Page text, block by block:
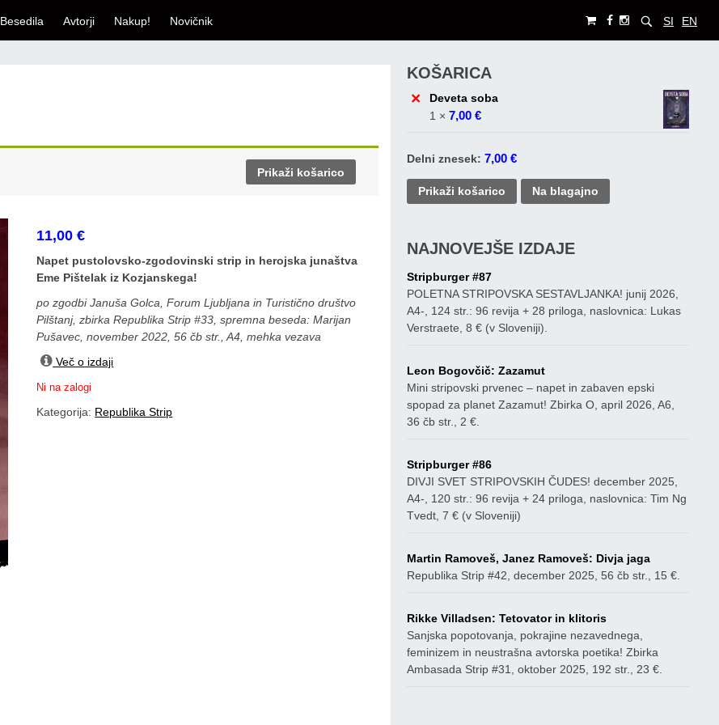
Besedila Avtorji Nakup! Novičnik SI EN
Prikaži košarico
11,00€
Napet pustolovsko-zgodovinski strip in herojska junaštva
Eme Pištelak iz Kozjanskega!
po zgodbi Januša Golca, Forum Ljubljana in Turistično društvo
Pilštanj, zbirka Republika Strip #33, spremna beseda: Marijan
Pušavec, november 2022, 56 čb str., A4, mehka vezava
Več o izdaji
Ni na zalogi
Kategorija: Republika Strip
KOŠARICA
×
Deveta soba
1 ×7,00€
Delni znesek: 7,00€
Prikaži košarico Na blagajno
NAJNOVEJŠE IZDAJE
Stripburger #87
POLETNA STRIPOVSKA SESTAVLJANKA! junij 2026,
A4-, 124 str.: 96 revija + 28 priloga, naslovnica: Lukas
Verstraete, 8 € (v Sloveniji).
Leon Bogovčič: Zazamut
Mini stripovski prvenec – napet in zabaven epski
spopad za planet Zazamut! Zbirka O, april 2026, A6,
36 čb str., 2 €.
Stripburger #86
DIVJI SVET STRIPOVSKIH ČUDES! december 2025,
A4-, 120 str.: 96 revija + 24 priloga, naslovnica: Tim Ng
Tvedt, 7 € (v Sloveniji)
Martin Ramoveš, Janez Ramoveš: Divja jaga
Republika Strip #42, december 2025, 56 čb str., 15 €.
Rikke Villadsen: Tetovator in klitoris
Sanjska popotovanja, pokrajine nezavednega,
feminizem in neustrašna avtorska poetika! Zbirka
Ambasada Strip #31, oktober 2025, 192 str., 23 €.